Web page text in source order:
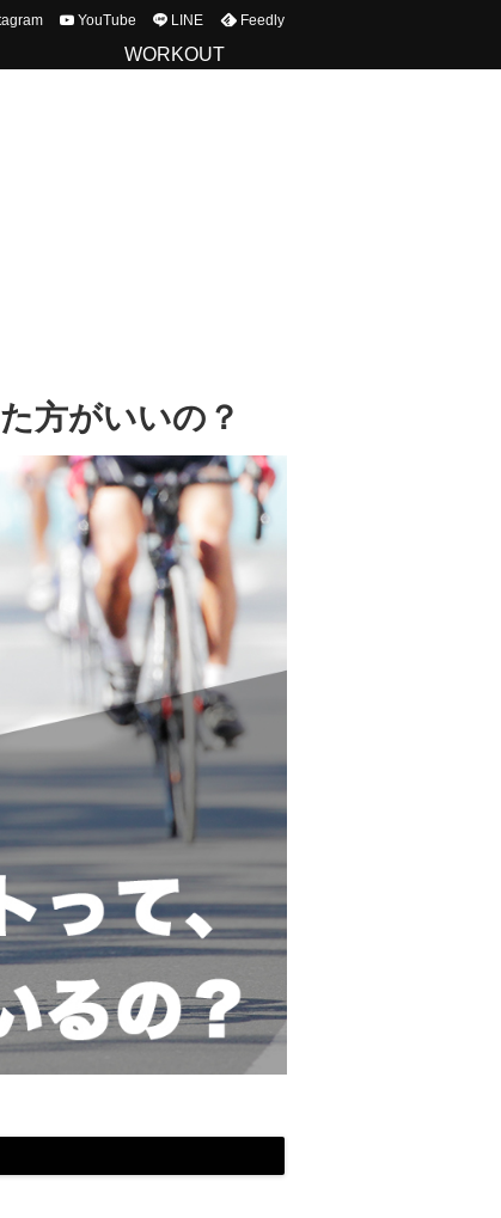
WORKOUT
YouTube LINE Feedly
方がいいの？